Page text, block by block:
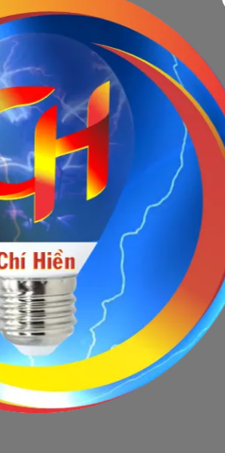
ngừng bán
Hãy trở về trang chủ để lựa chọn sản
lại trang chủ